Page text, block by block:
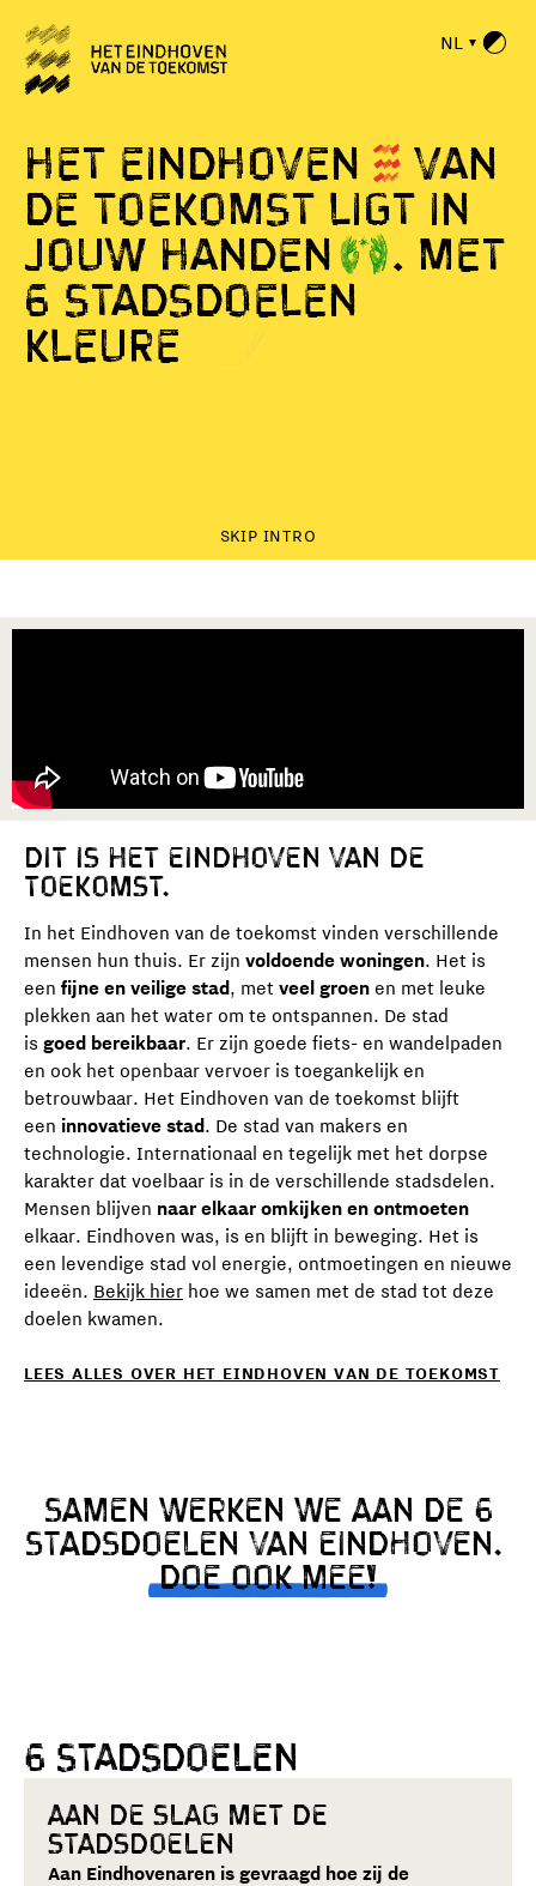
NL
Het Eindhoven van
de toekomst ligt in
jouw handen . Met
6 stadsdoelen
kleure
SKIP INTRO
Dit is het Eindhoven van de
Toekomst.
In het Eindhoven van de toekomst vinden verschillende
mensen hun thuis. Er zijn voldoende woningen. Het is
een fijne en veilige stad, met veel groen en met leuke
plekken aan het water om te ontspannen. De stad
is goed bereikbaar. Er zijn goede fiets- en wandelpaden
en ook het openbaar vervoer is toegankelijk en
betrouwbaar. Het Eindhoven van de toekomst blijft
een innovatieve stad. De stad van makers en
technologie. Internationaal en tegelijk met het dorpse
karakter dat voelbaar is in de verschillende stadsdelen.
Mensen blijven naar elkaar omkijken en ontmoeten
elkaar. Eindhoven was, is en blijft in beweging. Het is
een levendige stad vol energie, ontmoetingen en nieuwe
ideeën. Bekijk hier hoe we samen met de stad tot deze
doelen kwamen.
LEES ALLES OVER HET EINDHOVEN VAN DE TOEKOMST
SAMEN WERKEN WE AAN DE 6
STADSDOELEN VAN EINDHOVEN.
DOE OOK MEE!
6 stadsdoelen
Aan de slag met de
stadsdoelen
Aan Eindhovenaren is gevraagd hoe zij de